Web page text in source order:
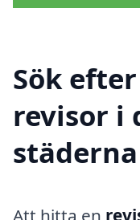
Sök
revisor i
Att hitta en